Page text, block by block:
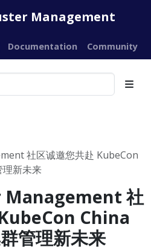
Management
Documentation Community
社区诚邀您共赴 KubeCon
新未来
社
China
管理新未来